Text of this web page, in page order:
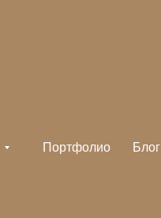
Портфолио Блог